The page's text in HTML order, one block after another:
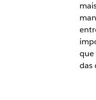
que
das